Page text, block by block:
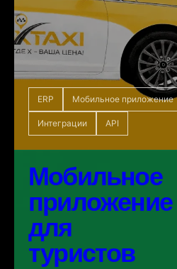
ERP Мобильное приложение
Интеграции API
Мобильное
приложение
для
туристов